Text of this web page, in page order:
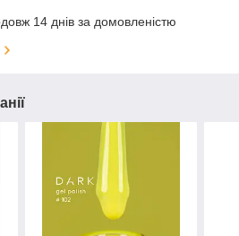
14 днів за домовленістю